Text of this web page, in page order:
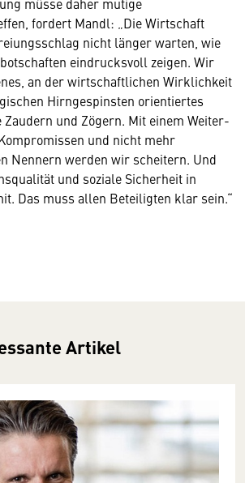
fordert Mandl: „Die Wirtschaft
nicht länger warten, wie
eindrucksvoll zeigen. Wir
an der wirtschaftlichen Wirklichkeit
Hirngespinsten orientiertes
Zaudern und Zögern. Mit einem Weiter-
und nicht mehr
Nennern werden wir scheitern. Und
und soziale Sicherheit in
Das muss allen Beteiligten klar sein.“
Artikel